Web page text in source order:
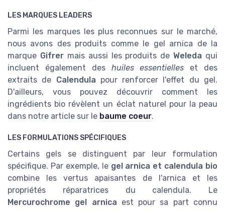
LES MARQUES LEADERS
Parmi les marques les plus reconnues sur le marché,
nous avons des produits comme le gel arnica de la
marque Gifrermais aussi les produits deWeleda qui
incluent également des huiles essentielles et des
extraits de Calendula pour renforcer l'effet du gel.
D'ailleurs, vous pouvez découvrir comment les
ingrédients bio révèlent un éclat naturel pour la peau
dans notre article sur le baume coeur.
LES FORMULATIONS SPÉCIFIQUES
Certains gels se distinguent par leur formulation
spécifique. Par exemple, le gel arnica et calendula bio
combine les vertus apaisantes de l'arnica et les
propriétés réparatrices du calendula. Le
Mercurochrome gel arnica est pour sa part connu